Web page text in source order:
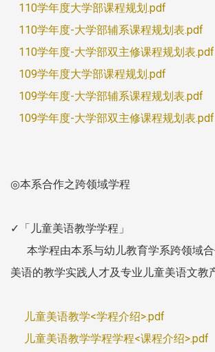
110学年度大学部课程规划.pdf
110学年度-大学部辅系课程规划表.pdf
110学年度-大学部双主修课程规划表.pdf
109学年度大学部课程规划.pdf
109学年度-大学部辅系课程规划表.pdf
109学年度-大学部双主修课程规划表.pdf
◎本系合作之跨领域学程
✓「儿童美语教学学程」
本学程由本系与幼儿教育学系跨领域
美语的教学实践人才及专业儿童美语文教
儿童美语教学<学程介绍>.pdf
儿童美语教学学程学程<课程介绍>.pdf